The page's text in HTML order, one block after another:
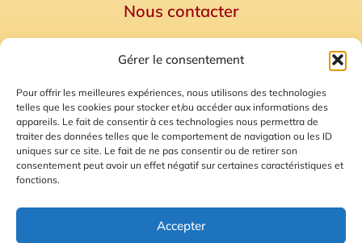
Gérer le consentement
Pour offrir les meilleures expériences, nous utilisons des technologies
telles que les cookies pour stocker et/ou accéder aux informations des
appareils. Le fait de consentir à ces technologies nous permettra de
traiter des données telles que le comportement de navigation ou les ID
uniques sur ce site. Le fait de ne pas consentir ou de retirer son
consentement peut avoir un effet négatif sur certaines caractéristiques et
fonctions.
Accepter
Nous contacter
Mentions Légales
Plan du site
Gestion des Cookies